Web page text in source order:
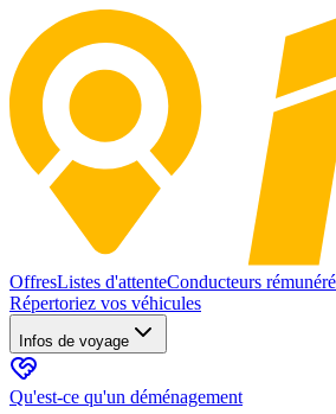
OffresListes d'attenteConducteurs
Répertoriez vos véhicules
Infos de voyage
Qu'est-ce qu'un déménagement